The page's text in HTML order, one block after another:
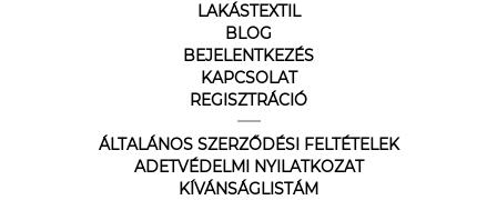
LAKÁSTEXTIL
BLOG
BEJELENTKEZÉS
KAPCSOLAT
REGISZTRÁCIÓ
ÁLTALÁNOS SZERZŐDÉSI FELTÉTELEK
ADETVÉDELMI NYILATKOZAT
KÍVÁNSÁGLISTÁM